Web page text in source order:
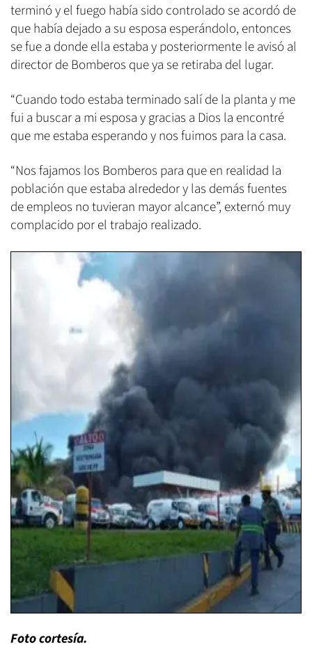
terminó y el fuego había sido controlado se acordó de
que había dejado a su esposa esperándolo, entonces
se fue a donde ella estaba y posteriormente le avisó al
director de Bomberos que ya se retiraba del lugar.
“Cuando todo estaba terminado salí de la planta y me
fui a buscar a mi esposa y gracias a Dios la encontré
que me estaba esperando y nos fuimos para la casa.
“Nos fajamos los Bomberos para que en realidad la
población que estaba alrededor y las demás fuentes
de empleos no tuvieran mayor alcance”, externó muy
complacido por el trabajo realizado.
Foto cortesía.